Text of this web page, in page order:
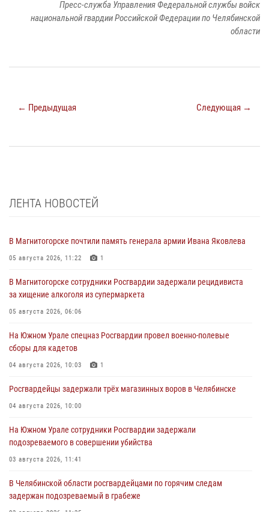
Пресс-служба Управления Федеральной службы войск
национальной гвардии Российской Федерации по Челябинской
области
← Предыдущая Следующая →
ЛЕНТА НОВОСТЕЙ
В Магнитогорске почтили память генерала армии Ивана Яковлева
05 августа 2026, 11:22 1
В Магнитогорске сотрудники Росгвардии задержали рецидивиста
за хищение алкоголя из супермаркета
05 августа 2026, 06:06
На Южном Урале спецназ Росгвардии провел военно-полевые
сборы для кадетов
04 августа 2026, 10:03 1
Росгвардейцы задержали трёх магазинных воров в Челябинске
04 августа 2026, 10:00
На Южном Урале сотрудники Росгвардии задержали
подозреваемого в совершении убийства
03 августа 2026, 11:41
В Челябинской области росгвардейцами по горячим следам
задержан подозреваемый в грабеже